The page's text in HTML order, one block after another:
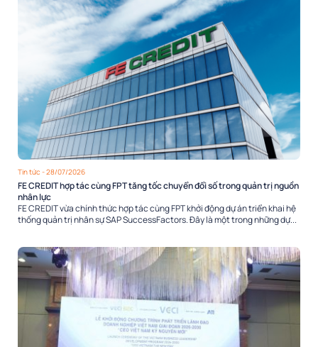
Tin tức - 28/07/2026
FE CREDIT hợp tác cùng FPT tăng tốc chuyển đổi số trong quản trị nguồn
nhân lực
FE CREDIT vừa chính thức hợp tác cùng FPT khởi động dự án triển khai hệ
thống quản trị nhân sự SAP SuccessFactors. Đây là một trong những dự...